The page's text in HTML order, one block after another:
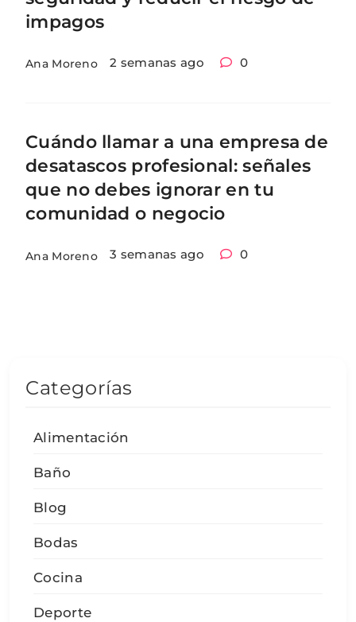
impagos
Ana Moreno 2 semanas ago 0
Cuándo llamar a una empresa de
desatascos profesional: señales
que no debes ignorar en tu
comunidad o negocio
Ana Moreno 3 semanas ago 0
Categorías
Alimentación
Baño
Blog
Bodas
Cocina
Deporte